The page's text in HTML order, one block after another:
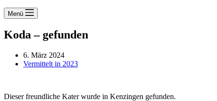
Menü
Koda – gefunden
6. März 2024
Vermittelt in 2023
Dieser freundliche Kater wurde in Kenzingen gefunden.